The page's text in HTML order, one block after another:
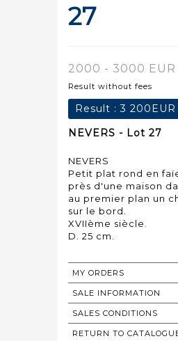
27
2000 - 3000 EUR
Result without fees
Result :3 200EUR
NEVERS - Lot 27
NEVERS
Petit plat rond en
près d'une maison
au premier plan un
sur le bord.
XVIIème siècle.
D. 25 cm.
MY ORDERS
SALE INFORMATION
SALES CONDITIONS
RETURN TO